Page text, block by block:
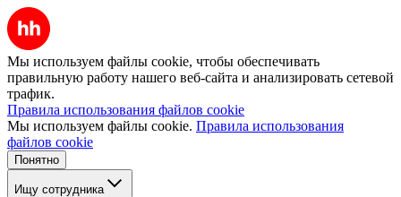
Мы используем файлы cookie, чтобы обеспечивать
правильную работу нашего веб-сайта и анализировать сетевой
трафик.
Правила использования файлов cookie
Мы используем файлы cookie. Правила использования
файлов cookie
Понятно
Ищу сотрудника